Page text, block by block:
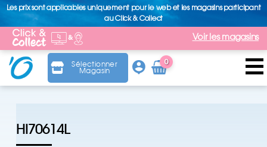
Les prix sont applicables uniquement pour le web et les magasins participant
au Click & Collect
Voir les magasins
Sélectionner
Magasin
0
Arti
cle
HI70614L